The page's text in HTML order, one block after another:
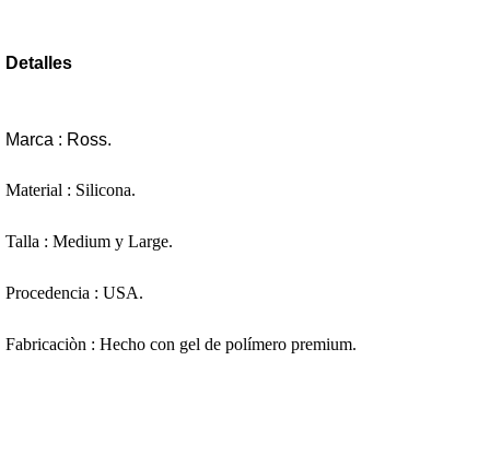
Detalles
Marca : Ross.
Material :
Talla : Medium y Large.
Procedencia : USA.
Fabricaciòn : Hecho con gel de polímero premium.